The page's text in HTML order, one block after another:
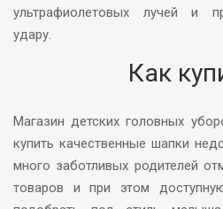
ультрафиолетовых лучей и
удару.
Как
Магазин детских головных
купить качественные шапки
много заботливых родителей
товаров и при этом